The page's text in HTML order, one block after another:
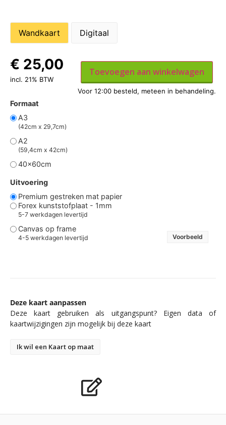
Wandkaart Digitaal
Formaat
A3
(42cm x 29,7cm)
A2
(59,4cm x 42cm)
40x60cm
Uitvoering
Premium gestreken mat papier
Forex kunststofplaat - 1mm
5-7 werkdagen levertijd
Canvas op frame
4-5 werkdagen levertijd Voorbeeld
€ 25,00
incl. 21% BTW
Toevoegen aan winkelwagen
Deze kaart aanpassen
Deze kaart gebruiken als uitgangspunt? Eigen data of
kaartwijzigingen zijn mogelijk bij deze kaart
Ik wil een Kaart op maat